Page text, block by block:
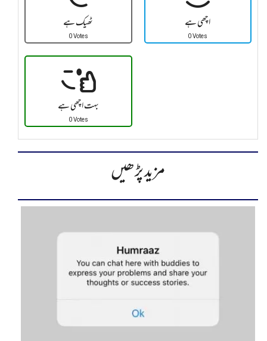
ٹھیک ہے
0 Votes
اچھی ہے
0 Votes
بہت اچھی ہے
0 Votes
مزید پڑھیں